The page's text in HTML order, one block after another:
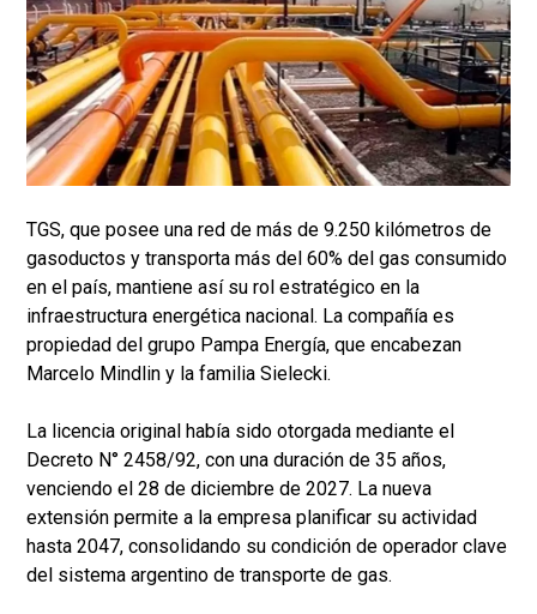
TGS, que posee una red de más de 9.250 kilómetros de
gasoductos y transporta más del 60% del gas consumido
en el país, mantiene así su rol estratégico en la
infraestructura energética nacional. La compañía es
propiedad del grupo Pampa Energía, que encabezan
Marcelo Mindlin y la familia Sielecki.
La licencia original había sido otorgada mediante el
Decreto N° 2458/92, con una duración de 35 años,
venciendo el 28 de diciembre de 2027. La nueva
extensión permite a la empresa planificar su actividad
hasta 2047, consolidando su condición de operador clave
del sistema argentino de transporte de gas.